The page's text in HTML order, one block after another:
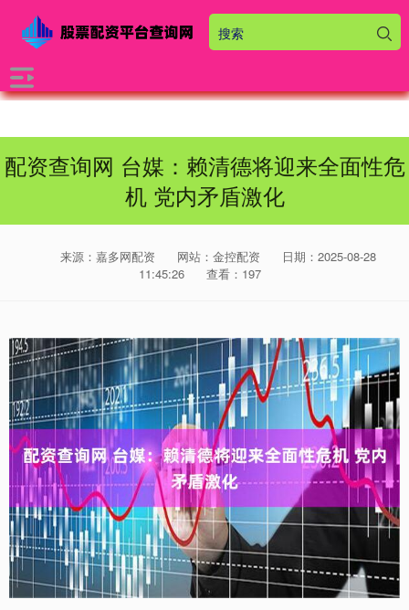
配资查询网 台媒：赖清德将迎来全面性危
机 党内矛盾激化
来源：嘉多网配资 网站：金控配资
日期：2025-08-28
11:45:26
查看：197